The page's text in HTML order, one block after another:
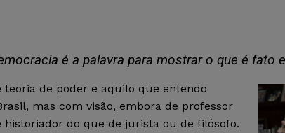
é a palavra para mostrar o que é fato
teoria de poder e aquilo que entendo
mas com visão, embora de professor
historiador do que de jurista ou de filósofo.